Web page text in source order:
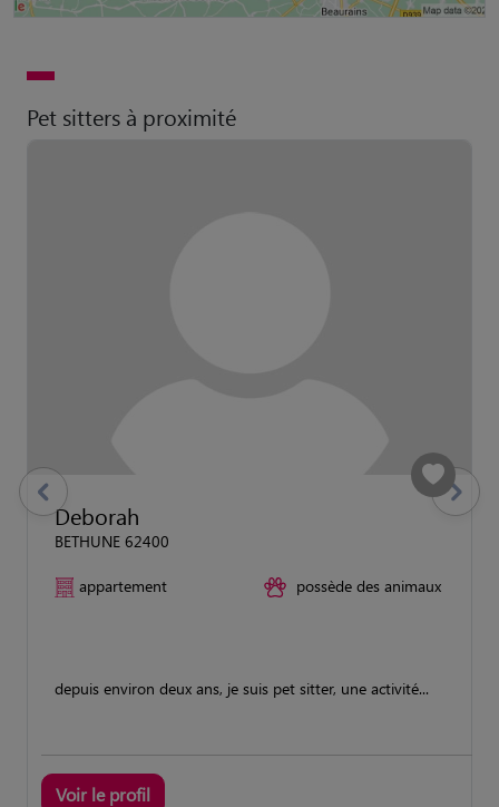
Pet sitters à proximité
Deborah
BETHUNE 62400
appartement possède des animaux
depuis environ deux ans, je suis pet sitter, une activité...
Voir le profil
previous Suivant